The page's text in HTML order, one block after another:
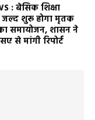
: बेसिक शिक्षा
जल्द शुरू होगा मृतक
समायोजन, शासन ने
से मांगी रिपोर्ट